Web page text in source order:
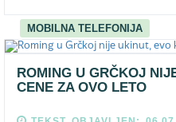
MOBILNA TELEFONIJA
ROMING U GRČKOJ
CENE ZA OVO LETO